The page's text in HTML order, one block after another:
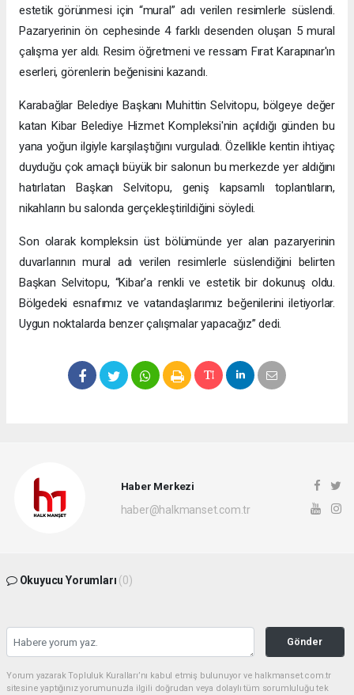
estetik görünmesi için “mural” adı verilen resimlerle süslendi.
Pazaryerinin ön cephesinde 4 farklı desenden oluşan 5 mural
çalışma yer aldı. Resim öğretmeni ve ressam Fırat Karapınar'ın
eserleri, görenlerin beğenisini kazandı.
Karabağlar Belediye Başkanı Muhittin Selvitopu, bölgeye değer
katan Kibar Belediye Hizmet Kompleksi'nin açıldığı günden bu
yana yoğun ilgiyle karşılaştığını vurguladı. Özellikle kentin ihtiyaç
duyduğu çok amaçlı büyük bir salonun bu merkezde yer aldığını
hatırlatan Başkan Selvitopu, geniş kapsamlı toplantıların,
nikahların bu salonda gerçekleştirildiğini söyledi.
Son olarak kompleksin üst bölümünde yer alan pazaryerinin
duvarlarının mural adı verilen resimlerle süslendiğini belirten
Başkan Selvitopu, “Kibar'a renkli ve estetik bir dokunuş oldu.
Bölgedeki esnafımız ve vatandaşlarımız beğenilerini iletiyorlar.
Uygun noktalarda benzer çalışmalar yapacağız” dedi.
Haber Merkezi
haber@halkmanset.com.tr
Okuyucu Yorumları (0)
Gönder
Yorum yazarak Topluluk Kuralları’nı kabul etmiş bulunuyor ve halkmanset.com.tr
sitesine yaptığınız yorumunuzla ilgili doğrudan veya dolaylı tüm sorumluluğu tek